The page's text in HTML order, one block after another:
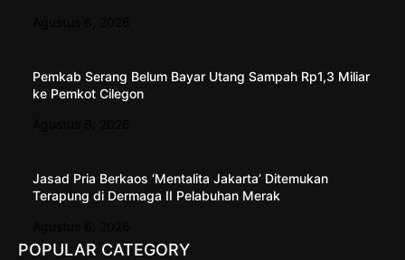
Pemkab Serang Belum Bayar Utang Sampah Rp1,3 Miliar
ke Pemkot Cilegon
Jasad Pria Berkaos ‘Mentalita Jakarta’ Ditemukan
Terapung di Dermaga II Pelabuhan Merak
POPULAR CATEGORY